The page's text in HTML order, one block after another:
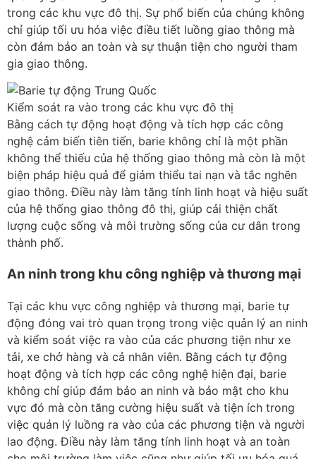
trong các khu vực đô thị. Sự phổ biến của chúng không
chỉ giúp tối ưu hóa việc điều tiết luồng giao thông mà
còn đảm bảo an toàn và sự thuận tiện cho người tham
gia giao thông.
Kiểm soát ra vào trong các khu vực đô thị
Bằng cách tự động hoạt động và tích hợp các công
nghệ cảm biến tiên tiến, barie không chỉ là một phần
không thể thiếu của hệ thống giao thông mà còn là một
biện pháp hiệu quả để giảm thiểu tai nạn và tắc nghẽn
giao thông. Điều này làm tăng tính linh hoạt và hiệu suất
của hệ thống giao thông đô thị, giúp cải thiện chất
lượng cuộc sống và môi trường sống của cư dân trong
thành phố.
An ninh trong khu công nghiệp và thương mại
Tại các khu vực công nghiệp và thương mại, barie tự
động đóng vai trò quan trọng trong việc quản lý an ninh
và kiểm soát việc ra vào của các phương tiện như xe
tải, xe chở hàng và cả nhân viên. Bằng cách tự động
hoạt động và tích hợp các công nghệ hiện đại, barie
không chỉ giúp đảm bảo an ninh và bảo mật cho khu
vực đó mà còn tăng cường hiệu suất và tiện ích trong
việc quản lý luồng ra vào của các phương tiện và người
lao động. Điều này làm tăng tính linh hoạt và an toàn